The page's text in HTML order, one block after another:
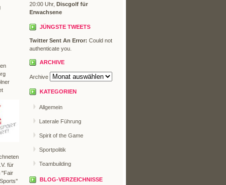
für
"Fair
20:00 Uhr, Discgolf für
Erwachsene
JÜNGSTE TWEETS
Twitter Sent An Error: Could not
authenticate you.
ARCHIVE
Archive
KATEGORIEN
Allgemein
Laterale Führung
Spirit of the Game
Sportpolitik
Teambuilding
BLOG-VERZEICHNISSE